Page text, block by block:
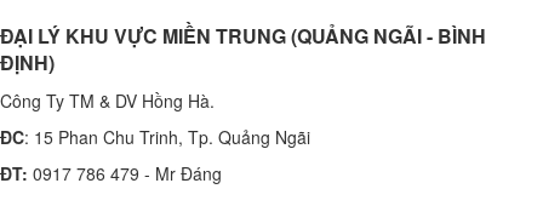
ĐẠI LÝ KHU VỰC MIỀN TRUNG (QUẢNG NGÃI - BÌNH
ĐỊNH)
Công Ty TM & DV Hồng Hà.
ĐC: 15 Phan Chu Trinh, Tp. Quảng Ngãi
ĐT: 0917 786 479 - Mr Đáng